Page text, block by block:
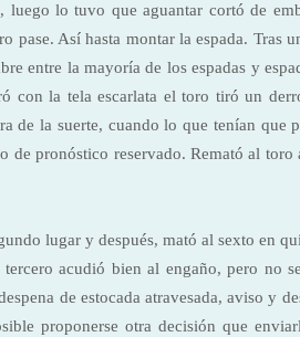
lo tuvo que aguantar cortó de
pase. Así hasta montar la espada. Tras
entre la mayoría de los espadas y
con la tela escarlata el toro tiró un
de la suerte, cuando lo que tenían que
pronóstico reservado. Remató al toro
lugar y después, mató al sexto en
acudió bien al engaño, pero no
de estocada atravesada, aviso y
proponerse otra decisión que